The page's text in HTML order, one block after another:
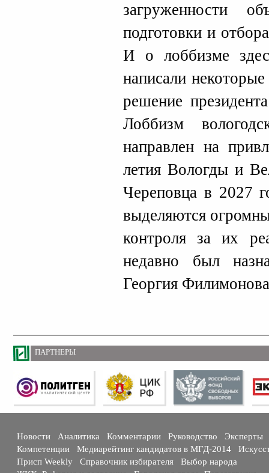
загруженности
подготовки и
И о лоббизме
написали
решение
Лоббизм
направлен на
летия Вологды и
Череповца в 2027
выделяются
контроля за их
недавно был
Георгия
ПАРТНЕРЫ
Новости Аналитика Комментарии Руководство
Эксперты
Компетенции
Медиарейтинг кандидатов в МГД-2014
Присп Weekly
Справочник избирателя
Выбор народа